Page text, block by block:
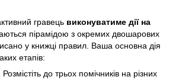
гравець виконуватиме дії на
пірамідою з окремих двошарових
у книжці правил. Ваша основна дія
етапів:
Розмістіть до трьох помічників на різних